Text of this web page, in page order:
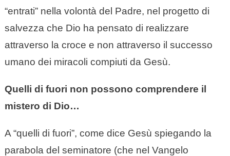
“entrati” nella volontà del Padre, nel progetto di
salvezza che Dio ha pensato di realizzare
attraverso la croce e non attraverso il successo
umano dei miracoli compiuti da Gesù.
Quelli di fuori non possono comprendere il
mistero di Dio…
A “quelli di fuori”, come dice Gesù spiegando la
parabola del seminatore (che nel Vangelo